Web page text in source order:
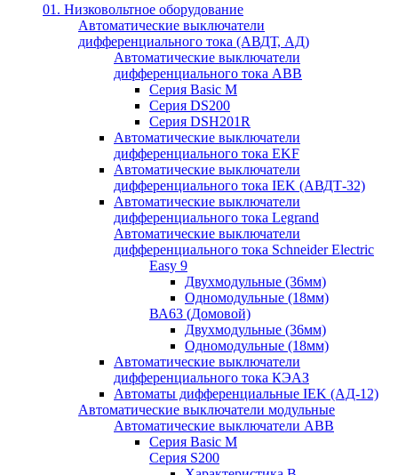
01. Низковольтное оборудование
Автоматические выключатели
дифференциального тока (АВДТ, АД)
Автоматические выключатели
дифференциального тока ABB
Серия Basic M
Серия DS200
Серия DSH201R
Автоматические выключатели
дифференциального тока EKF
Автоматические выключатели
дифференциального тока IEK (АВДТ-32)
Автоматические выключатели
дифференциального тока Legrand
Автоматические выключатели
дифференциального тока Schneider Electric
Easy 9
Двухмодульные (36мм)
Одномодульные (18мм)
ВА63 (Домовой)
Двухмодульные (36мм)
Одномодульные (18мм)
Автоматические выключатели
дифференциального тока КЭАЗ
Автоматы дифференциальные IEK (АД-12)
Автоматические выключатели модульные
Автоматические выключатели ABB
Серия Basic M
Серия S200